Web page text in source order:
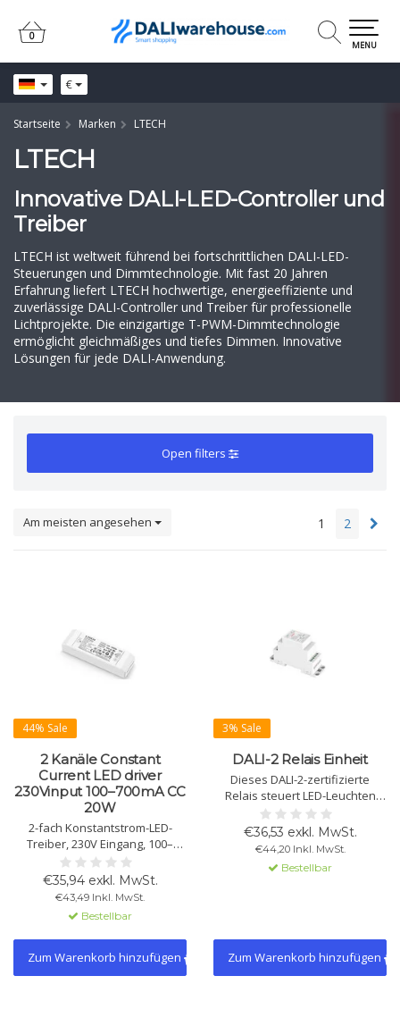
€
0
0
MENU
Startseite Marken LTECH
LTECH
Innovative DALI-LED-Controller und
Treiber
LTECH ist weltweit führend bei fortschrittlichen DALI-LED-
Steuerungen und Dimmtechnologie. Mit fast 20 Jahren
Erfahrung liefert LTECH hochwertige, energieeffiziente und
zuverlässige DALI-Controller und Treiber für professionelle
Lichtprojekte. Die einzigartige T-PWM-Dimmtechnologie
ermöglicht gleichmäßiges und tiefes Dimmen. Innovative
Lösungen für jede DALI-Anwendung.
Open filters
Am meisten angesehen 1 2
44% Sale
2 Kanäle Constant
Current LED driver
230Vinput 100–700mA CC
20W
2-fach Konstantstrom-LED-
Treiber, 230V Eingang, 100–
700mA CC, 20W. NFC einstellbar,
DALI-2, V0 feuerhemmendes PC,
flimmerfreies Dimmen, SELV-
Sicherheit. Geeignet für
Innenleuchten.
€35,94 exkl. MwSt.
€43,49 Inkl. MwSt.
Bestellbar
Zum Warenkorb hinzufügen
3% Sale
DALI-2 Relais Einheit
Dieses DALI-2-zertifizierte
Relais steuert LED-Leuchten
(max. 3,6A pro Kanal). Geeignet
für DIN-Schiene und
Schraubmontage. Unterstützt
Gruppen und Szenen.
€36,53 exkl. MwSt.
€44,20 Inkl. MwSt.
Bestellbar
Zum Warenkorb hinzufügen